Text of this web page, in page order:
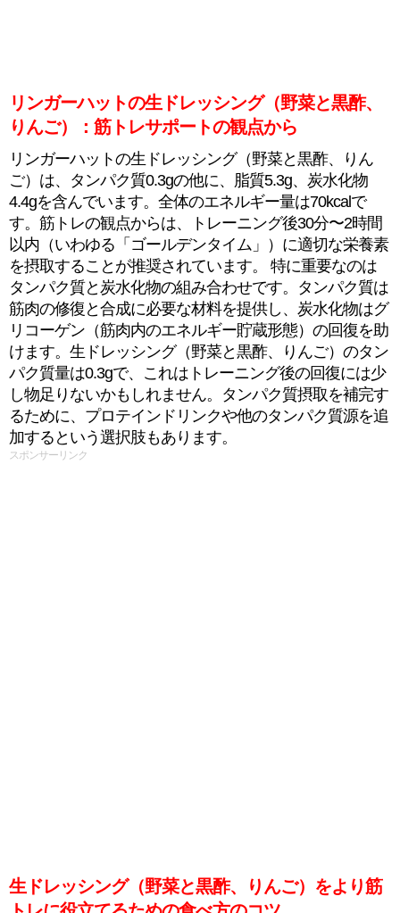
リンガーハットの生ドレッシング（野菜と黒酢、
りんご）：筋トレサポートの観点から
リンガーハットの生ドレッシング（野菜と黒酢、りん
ご）は、タンパク質0.3gの他に、脂質5.3g、炭水化物
4.4gを含んでいます。全体のエネルギー量は70kcalで
す。筋トレの観点からは、トレーニング後30分〜2時間
以内（いわゆる「ゴールデンタイム」）に適切な栄養素
を摂取することが推奨されています。 特に重要なのは
タンパク質と炭水化物の組み合わせです。タンパク質は
筋肉の修復と合成に必要な材料を提供し、炭水化物はグ
リコーゲン（筋肉内のエネルギー貯蔵形態）の回復を助
けます。生ドレッシング（野菜と黒酢、りんご）のタン
パク質量は0.3gで、これはトレーニング後の回復には少
し物足りないかもしれません。タンパク質摂取を補完す
るために、プロテインドリンクや他のタンパク質源を追
加するという選択肢もあります。
スポンサーリンク
生ドレッシング（野菜と黒酢、りんご）をより筋